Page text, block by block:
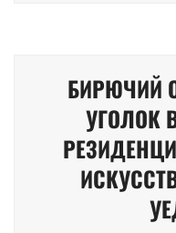
БИРЮЧИЙ
УГОЛОК